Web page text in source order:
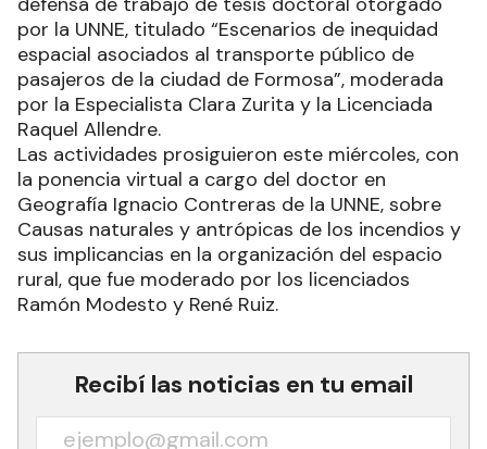
por la UNNE, titulado “Escenarios de inequidad
espacial asociados al transporte público de
pasajeros de la ciudad de Formosa”, moderada
por la Especialista Clara Zurita y la Licenciada
Raquel Allendre.
Las actividades prosiguieron este miércoles, con
la ponencia virtual a cargo del doctor en
Geografía Ignacio Contreras de la UNNE, sobre
Causas naturales y antrópicas de los incendios y
sus implicancias en la organización del espacio
rural, que fue moderado por los licenciados
Ramón Modesto y René Ruiz.
Recibí las noticias en tu email